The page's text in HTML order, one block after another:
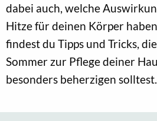
dabei auch, welche
Hitze für deinen Körper
findest du Tipps und Tricks,
Sommer zur Pflege deiner
besonders beherzigen solltest.